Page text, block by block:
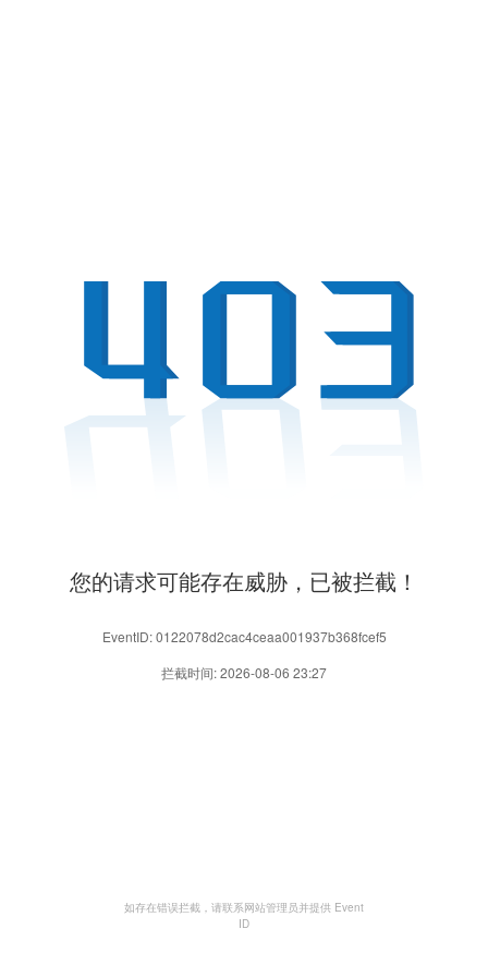
您的请求可能存在威胁，已被拦截！
EventID: 0122078d2cac4ceaa001937b368fcef5
拦截时间: 2026-08-06 23:27
如存在错误拦截，请联系网站管理员并提供 Event
ID